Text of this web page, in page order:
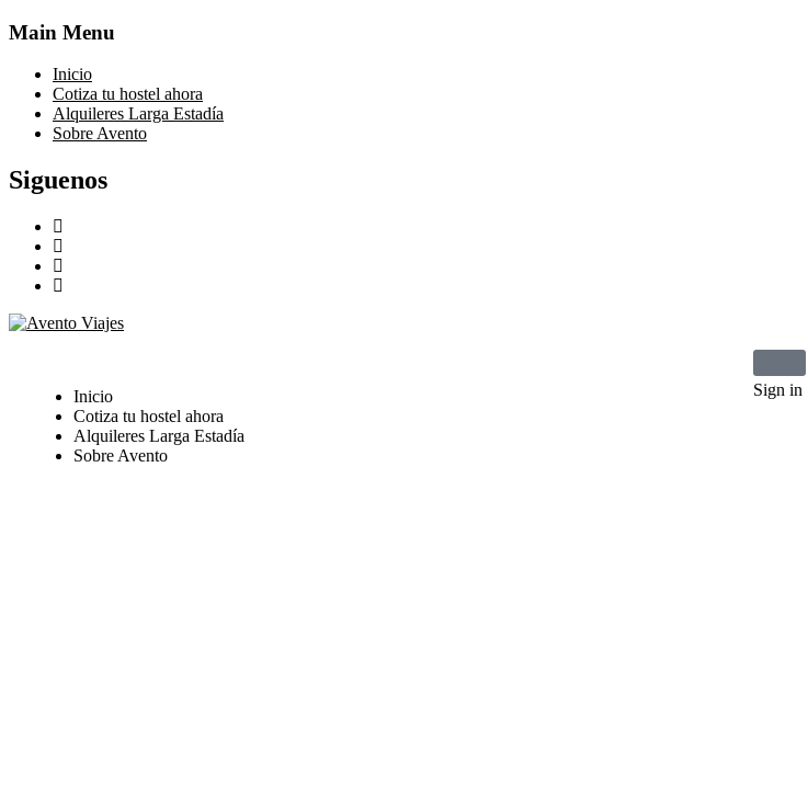
Main Menu
Inicio
Cotiza tu hostel ahora
Alquileres Larga Estadía
Sobre Avento
Siguenos
Inicio
Cotiza tu hostel ahora
Alquileres Larga Estadía
Sobre Avento
Sign in